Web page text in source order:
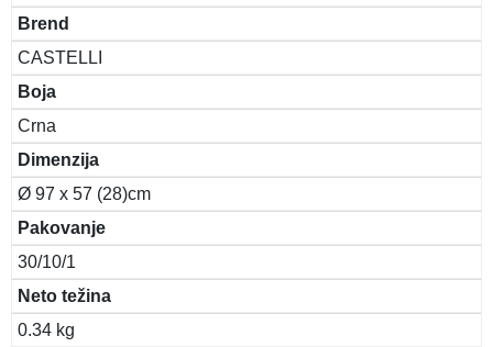
Brend
CASTELLI
Boja
Crna
Dimenzija
Ø 97 x 57 (28)cm
Pakovanje
30/10/1
Neto težina
0.34 kg